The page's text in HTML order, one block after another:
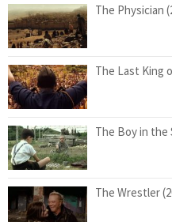
The Physician
The Last King
The Boy in the
The Wrestler